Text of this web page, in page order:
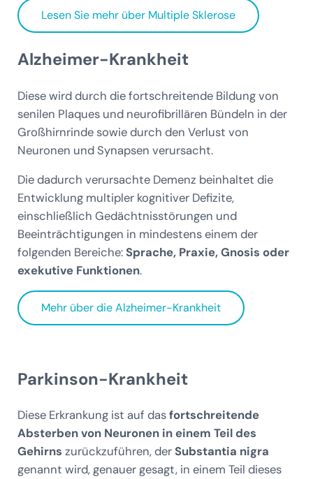
Lesen Sie mehr über Multiple Sklerose
Alzheimer-Krankheit
Diese wird durch die fortschreitende Bildung von
senilen Plaques und neurofibrillären Bündeln in der
Großhirnrinde sowie durch den Verlust von
Neuronen und Synapsen verursacht.
Die dadurch verursachte Demenz beinhaltet die
Entwicklung multipler kognitiver Defizite,
einschließlich Gedächtnisstörungen und
Beeinträchtigungen in mindestens einem der
folgenden Bereiche: Sprache, Praxie, Gnosis oder
exekutive Funktionen.
Mehr über die Alzheimer-Krankheit
Parkinson-Krankheit
Diese Erkrankung ist auf dasfortschreitende
Absterben von Neuronen in einem Teil des
Gehirns zurückzuführen, der Substantia nigra
genannt wird, genauer gesagt, in einem Teil dieses